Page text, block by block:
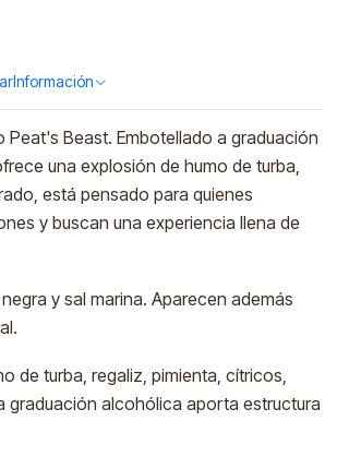
Información
Beast. Embotellado a graduación
una explosión de humo de turba,
está pensado para quienes
y buscan una experiencia llena de
y sal marina. Aparecen además
de turba, regaliz, pimienta, cítricos,
graduación alcohólica aporta estructura